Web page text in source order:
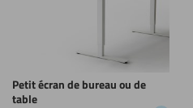
Petit écran de bureau ou de
table